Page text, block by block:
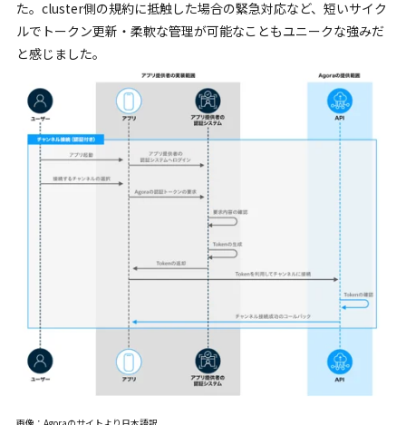
た。cluster側の規約に抵触した場合の緊急対応など、短いサイク
ルでトークン更新・柔軟な管理が可能なこともユニークな強みだ
と感じました。